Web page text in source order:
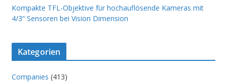
Kompakte TFL-Objektive für hochauflösende Kameras mit
4/3“ Sensoren bei Vision Dimension
Kategorien
Companies (413)